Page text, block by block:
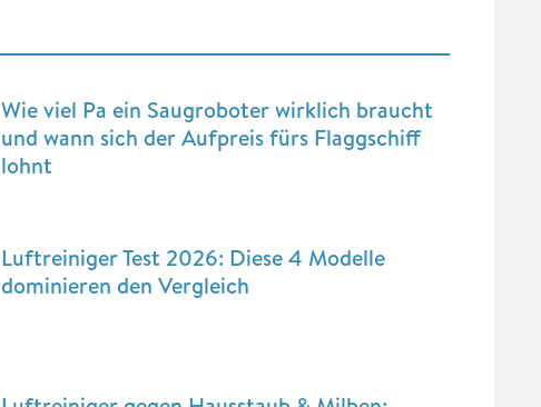
Wie viel Pa ein Saugroboter wirklich braucht
und wann sich der Aufpreis fürs Flaggschiff
lohnt
Luftreiniger Test 2026: Diese 4 Modelle
dominieren den Vergleich